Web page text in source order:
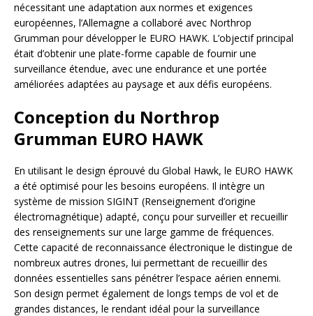
nécessitant une adaptation aux normes et exigences
européennes, l’Allemagne a collaboré avec Northrop
Grumman pour développer le EURO HAWK. L’objectif principal
était d’obtenir une plate-forme capable de fournir une
surveillance étendue, avec une endurance et une portée
améliorées adaptées au paysage et aux défis européens.
Conception du Northrop
Grumman EURO HAWK
En utilisant le design éprouvé du Global Hawk, le EURO HAWK
a été optimisé pour les besoins européens. Il intègre un
système de mission SIGINT (Renseignement d’origine
électromagnétique) adapté, conçu pour surveiller et recueillir
des renseignements sur une large gamme de fréquences.
Cette capacité de reconnaissance électronique le distingue de
nombreux autres drones, lui permettant de recueillir des
données essentielles sans pénétrer l’espace aérien ennemi.
Son design permet également de longs temps de vol et de
grandes distances, le rendant idéal pour la surveillance